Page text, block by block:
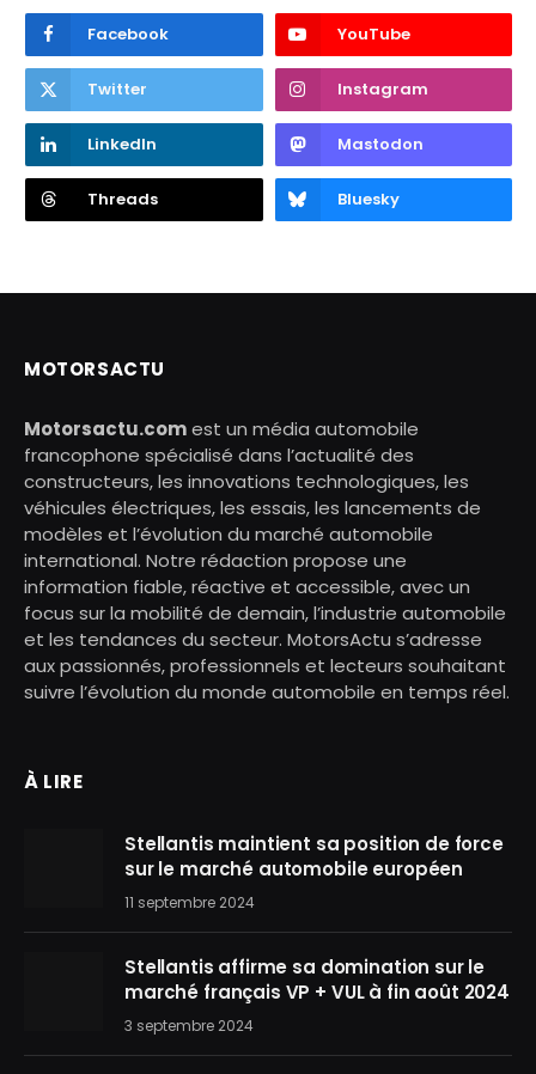
Facebook YouTube
Twitter Instagram
LinkedIn Mastodon
Threads Bluesky
MOTORSACTU
Motorsactu.comest un média automobile
francophone spécialisé dans l’actualité des
constructeurs, les innovations technologiques, les
véhicules électriques, les essais, les lancements de
modèles et l’évolution du marché automobile
international. Notre rédaction propose une
information fiable, réactive et accessible, avec un
focus sur la mobilité de demain, l’industrie automobile
et les tendances du secteur. MotorsActu s’adresse
aux passionnés, professionnels et lecteurs souhaitant
suivre l’évolution du monde automobile en temps réel.
À LIRE
Stellantis maintient sa position de force
sur le marché automobile européen
11 septembre 2024
Stellantis affirme sa domination sur le
marché français VP + VUL à fin août 2024
3 septembre 2024